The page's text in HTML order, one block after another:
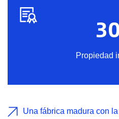
Propiedad
Una fábrica madura con